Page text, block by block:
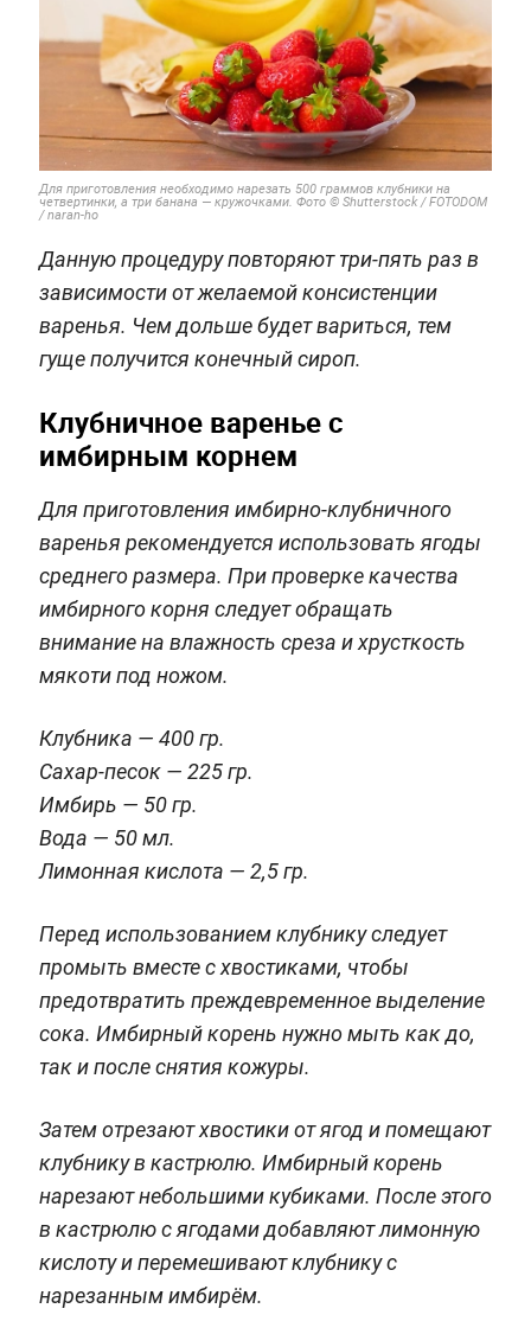
Для приготовления необходимо нарезать 500 граммов клубники на
четвертинки, а три банана — кружочками. Фото © Shutterstock / FOTODOM
/ naran-ho
Данную процедуру повторяют три-пять раз в
зависимости от желаемой консистенции
варенья. Чем дольше будет вариться, тем
гуще получится конечный сироп.
Клубничное варенье с
имбирным корнем
Для приготовления имбирно-клубничного
варенья рекомендуется использовать ягоды
среднего размера. При проверке качества
имбирного корня следует обращать
внимание на влажность среза и хрусткость
мякоти под ножом.
Клубника — 400 гр.
Сахар-песок — 225 гр.
Имбирь — 50 гр.
Вода — 50 мл.
Лимонная кислота — 2,5 гр.
Перед использованием клубнику следует
промыть вместе с хвостиками, чтобы
предотвратить преждевременное выделение
сока. Имбирный корень нужно мыть как до,
так и после снятия кожуры.
Затем отрезают хвостики от ягод и помещают
клубнику в кастрюлю. Имбирный корень
нарезают небольшими кубиками. После этого
в кастрюлю с ягодами добавляют лимонную
кислоту и перемешивают клубнику с
нарезанным имбирём.